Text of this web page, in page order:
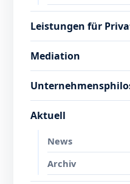
Leistungen für
Mediation
Aktuell
News
Archiv